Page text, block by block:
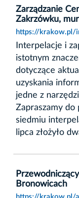
Zarządzanie
Zakrzówku,
https://krakow.pl/
Interpelacje i
istotnym
dotyczące
uzyskania
jedne z
Zapraszamy do
siedmiu
lipca złożyło
Bronowicach